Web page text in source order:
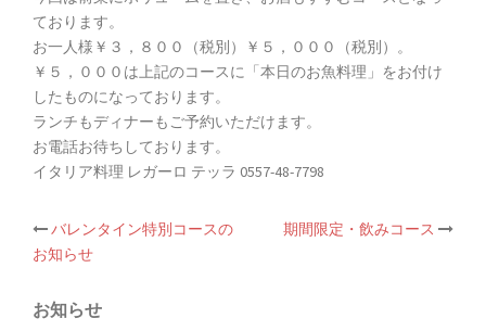
ております。
お一人様￥３，８００（税別）￥５，０００（税別）。
￥５，０００は上記のコースに「本日のお魚料理」をお付け
したものになっております。
ランチもディナーもご予約いただけます。
お電話お待ちしております。
イタリア料理 レガーロ テッラ 0557-48-7798
投
稿
バレンタイン特別コースの
お知らせ
期間限定・飲みコース
お知らせ